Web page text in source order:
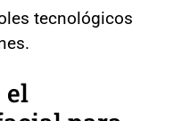
tecnológicos
el